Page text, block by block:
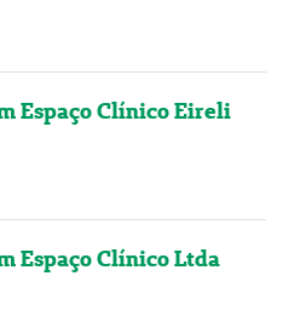
Espaço Clínico Eireli
Espaço Clínico Ltda